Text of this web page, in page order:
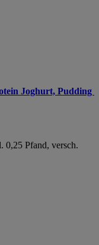
Joghurt, Pudding
0,25 Pfand, versch.